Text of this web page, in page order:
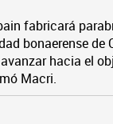
fabricará
bonaerense de
hacia el
Macri.